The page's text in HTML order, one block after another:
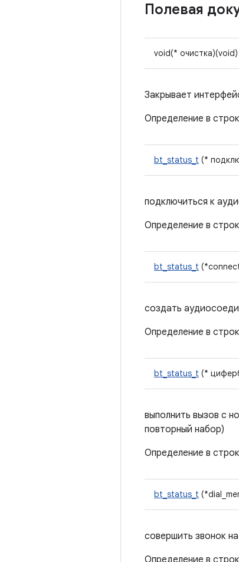
Полевая
void(* очистка)(void)
Закрывает
Определение в
bt_status_t (*
подключиться к
Определение в
bt_status_t
создать
Определение в
bt_status_t (*
выполнить вызов с
повторный набор)
Определение в
bt_status_t
совершить звонок
Определение в